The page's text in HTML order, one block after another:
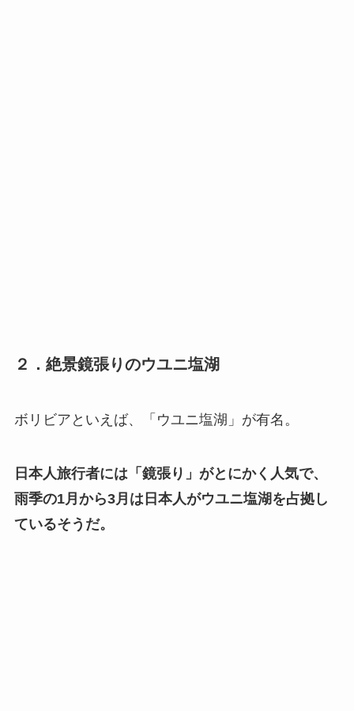
２．絶景鏡張りのウユニ塩湖
ボリビアといえば、「ウユニ塩湖」が有名。
日本人旅行者には「鏡張り」がとにかく人気で、
雨季の1月から3月は日本人がウユニ塩湖を占拠し
ているそうだ。